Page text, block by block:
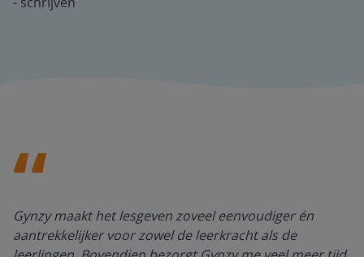
Gynzy maakt het lesgeven zoveel eenvoudiger én
aantrekkelijker voor zowel de leerkracht als de